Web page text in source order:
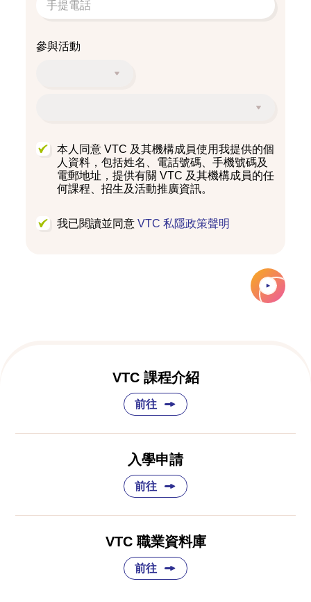
參與活動
本人同意 VTC 及其機構成員使用我提供的個
人資料，包括姓名、電話號碼、手機號碼及
電郵地址，提供有關 VTC 及其機構成員的任
何課程、招生及活動推廣資訊。
我已閱讀並同意 VTC 私隱政策聲明
VTC 課程介紹
前往
入學申請
前往
VTC 職業資料庫
前往